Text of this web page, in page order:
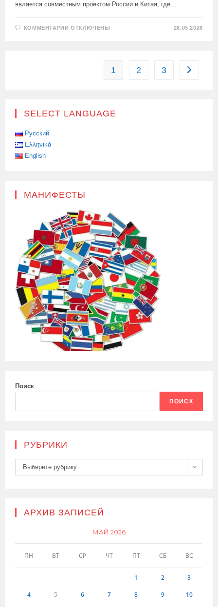
является совместным проектом России и Китая, где…
КОММЕНТАРИИ К
ОТКЛЮЧЕНЫ 26.05.2026
1 2 3 Перейти
SELECT LANGUAGE
Русский
Ελληνικά
English
МАНИФЕСТЫ
Поиск
ПОИСК
РУБРИКИ
Рубрики
Выберите рубрику
АРХИВ ЗАПИСЕЙ
МАЙ 2026
ПН ВТ СР ЧТ ПТ СБ ВС
1 2 3
4 5 6 7 8 9 10